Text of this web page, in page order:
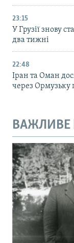
23:15
У Грузії знову
два тижні
22:48
Іран та Оман
через Ормузьку
ВАЖЛИВЕ